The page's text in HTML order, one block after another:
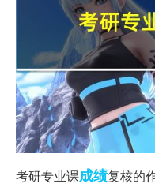
考研专业课成绩复核的